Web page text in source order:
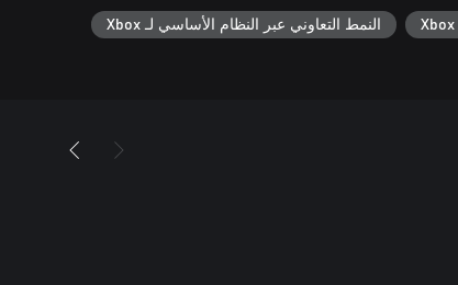
النمط التعاوني عبر النظام الأساسي لـ Xbox